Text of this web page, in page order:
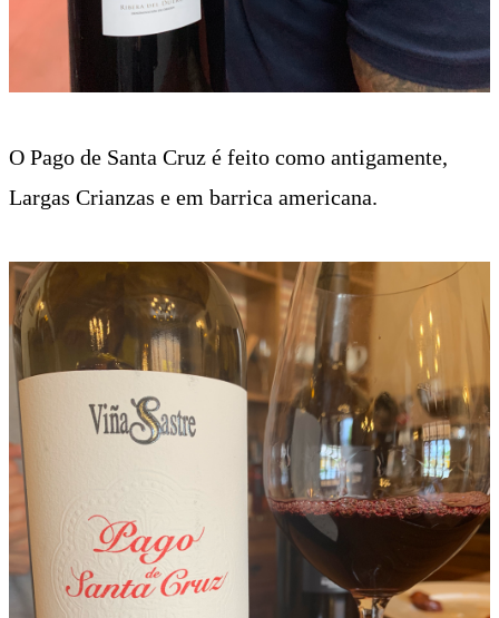
O Pago de Santa Cruz é feito como antigamente,
Largas Crianzas e em barrica americana.